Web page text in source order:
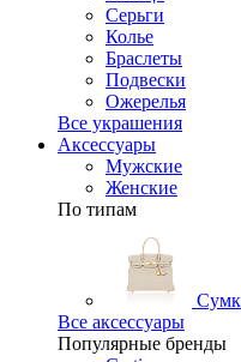
Серьги
Колье
Браслеты
Подвески
Ожерелья
Все украшения
Аксессуары
Мужские
Женские
По типам
Все аксессуары
Популярные бренды